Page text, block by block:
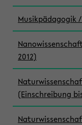
Musikpädagogik
2012)
(Einschreibung